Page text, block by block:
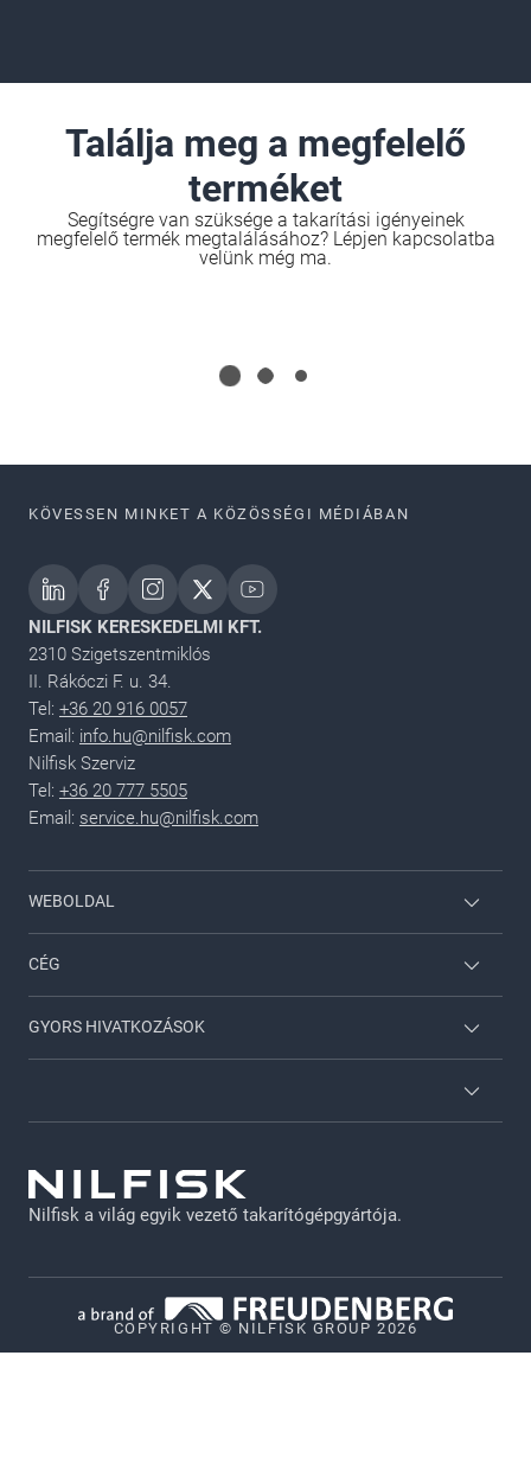
Találja meg a megfelelő
terméket
Segítségre van szüksége a takarítási igényeinek
megfelelő termék megtalálásához? Lépjen kapcsolatba
velünk még ma.
KÖVESSEN MINKET A KÖZÖSSÉGI MÉDIÁBAN
NILFISK KERESKEDELMI KFT.
2310 Szigetszentmiklós
II. Rákóczi F. u. 34.
Tel: +36 20 916 0057
Email: info.hu@nilfisk.com
Nilfisk Szerviz
Tel: +36 20 777 5505
Email: service.hu@nilfisk.com
WEBOLDAL
Nilfisk Háztartási
Viper
CÉG
A Nilfiskről
GYORS HIVATKOZÁSOK
Katalógusok
Jogi nyilatkozat
Adatvédelmi irányelvek
Süti szabályzat
Vulnerability Disclosure Policy
Nilfisk a világ egyik vezető takarítógépgyártója.
COPYRIGHT © NILFISK GROUP 2026